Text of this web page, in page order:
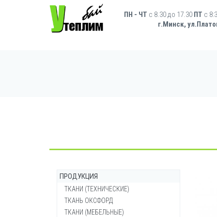
Перейти к основному содержанию
ПН - ЧТ с 8.30 до 17.30 ПТ c
г.Минск,
Форма поиска
ПРОДУКЦИЯ
ТКАНИ (ТЕХНИЧЕСКИЕ)
Брезент ОП (огнеупорный)
Брезент ВО (водостойкий)
ТКАНЬ ОКСФОРД
Ткань Оксфорд 200-210d
ТКАНИ (МЕБЕЛЬНЫЕ)